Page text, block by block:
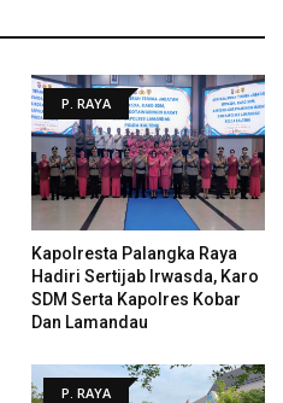
P. RAYA
Kapolresta Palangka Raya
Hadiri Sertijab Irwasda, Karo
SDM Serta Kapolres Kobar
Dan Lamandau
P. RAYA